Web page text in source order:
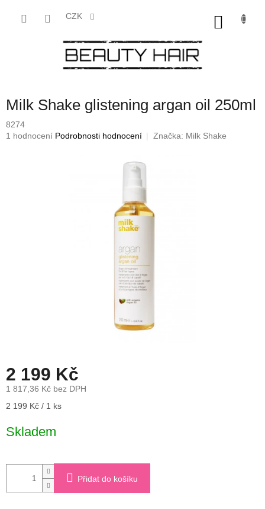
CZK
Milk Shake glistening argan oil 250ml
8274
Průměrné
1 hodnocení Podrobnosti hodnocení Značka: Milk Shake
2 199 Kč
1 817,36 Kč bez DPH
Měrná
2 199 Kč / 1 ks
Skladem
Přidat do košíku